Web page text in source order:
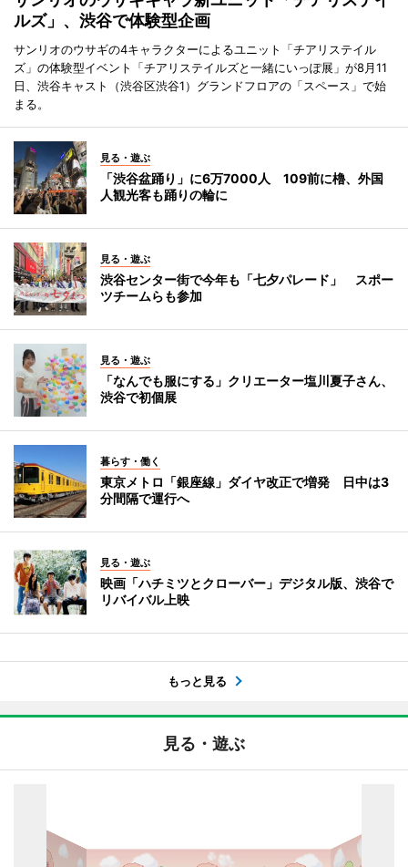
ルズ」、渋谷で体験型企画
サンリオのウサギの4キャラクターによるユニット「チアリステイル
ズ」の体験型イベント「チアリステイルズと一緒にいっぽ展」が8月11
日、渋谷キャスト（渋谷区渋谷1）グランドフロアの「スペース」で始
まる。
見る・遊ぶ
「渋谷盆踊り」に6万7000人 109前に櫓、外国
人観光客も踊りの輪に
見る・遊ぶ
渋谷センター街で今年も「七夕パレード」 スポー
ツチームらも参加
見る・遊ぶ
「なんでも服にする」クリエーター塩川夏子さん、
渋谷で初個展
暮らす・働く
東京メトロ「銀座線」ダイヤ改正で増発 日中は3
分間隔で運行へ
見る・遊ぶ
映画「ハチミツとクローバー」デジタル版、渋谷で
リバイバル上映
もっと見る
見る・遊ぶ